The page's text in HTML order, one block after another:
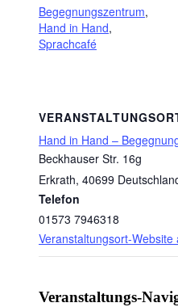
Begegnungszentrum,
Hand in Hand,
Sprachcafé
Hand in Hand –
Beckhauser Str. 16g
Erkrath, 40699
Telefon
01573 7946318
Veranstaltungsort-Website
Veranstaltungs-